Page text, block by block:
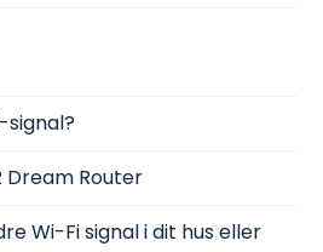
signal?
Dream Router
Wi-Fi signal i dit hus eller